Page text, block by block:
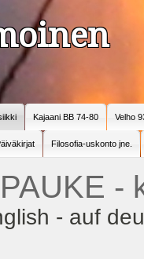
Kajaani BB 74-80 Velho
Filosofia-uskonto jne.
-
- auf